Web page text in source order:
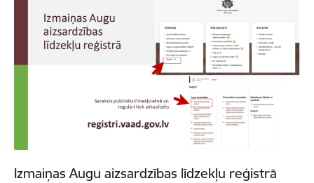
Izmaiņas Augu aizsardzības līdzekļu reģistrā